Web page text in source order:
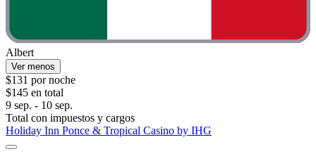
Albert
Ver menos
$131 por noche
$145 en total
9 sep. - 10 sep.
Total con impuestos y cargos
Holiday Inn Ponce & Tropical Casino by IHG